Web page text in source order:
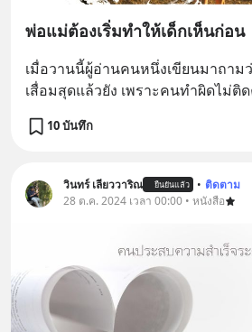
พ่อแม่ต้องเริ่มทำให้เด็กเห็นก่อน
เมื่อวานนี้ผู้อ่านคนหนึ่งเขียนมาถาม
เสื่อมสุดแล้วยัง เพราะคนทำผิดไม่ติ
10 บันทึก
วินทร์ เลียววาริณ ยืนยันแล้ว • ติดตาม
28 ต.ค. 2024 เวลา 00:00 • หนังสือ